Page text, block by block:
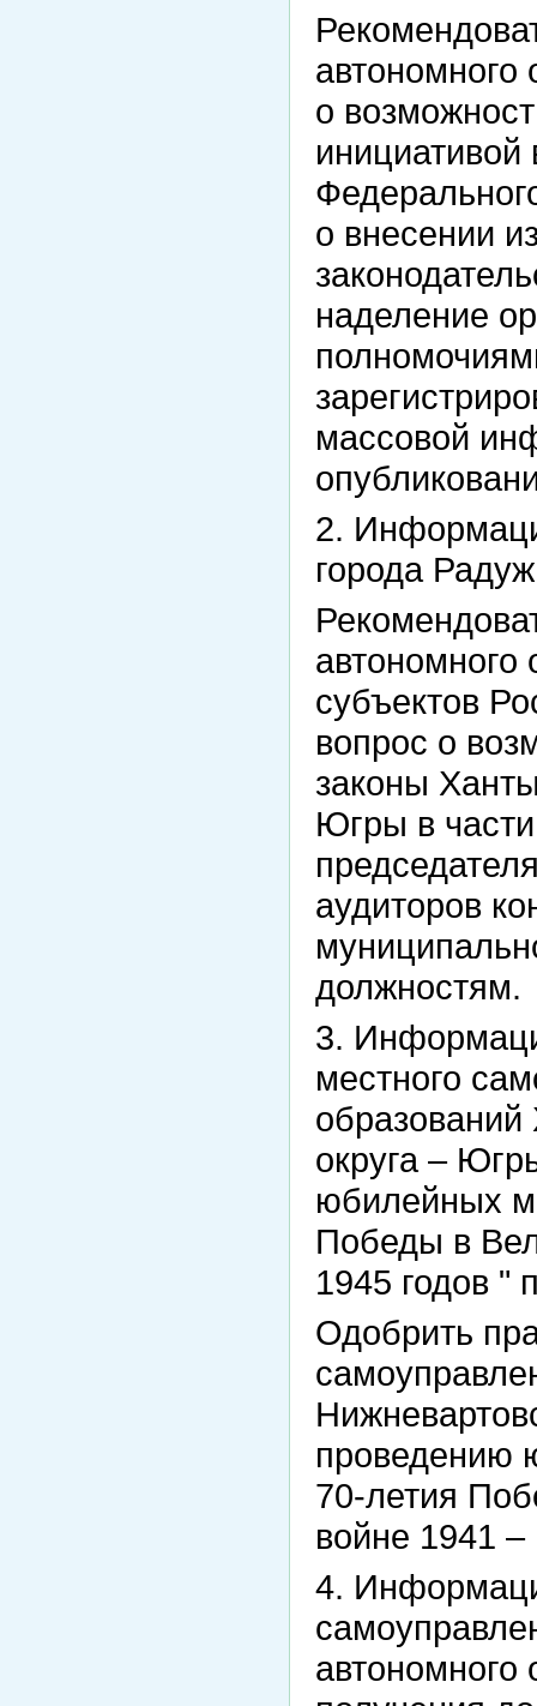
автономного
о
о внесении
наделение
массовой
2.
города
автономного
субъектов
вопрос о
законы
Югры в
аудиторов
должностям.
3.
местного
образований
округа –
юбилейных
Победы в
1945 годов "
Одобрить
проведению
70-летия
войне 1941 –
4.